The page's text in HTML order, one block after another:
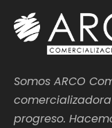
Somos ARCO
progreso.